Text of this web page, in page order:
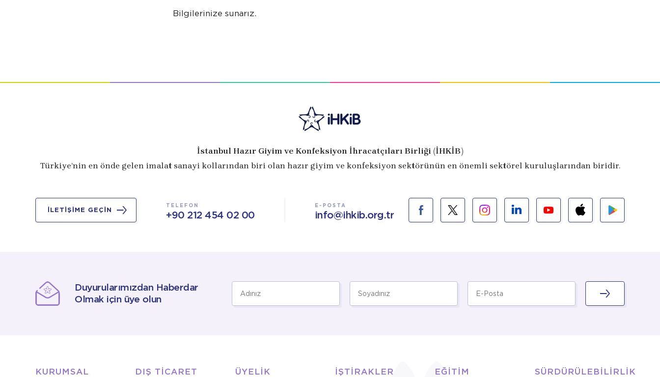
Bilgilerinize sunarız.
İstanbul Hazır Giyim ve Konfeksiyon İhracatçıları Birliği (İHKİB)
Türkiye’nin en önde gelen imalat sanayi kollarından biri olan hazır giyim ve konfeksiyon sektörünün en önemli sektörel kuruluşlarından biridir.
İLETİŞİME GEÇİN
TELEFON
+90 212 454 02 00
E-POSTA
info@ihkib.org.tr
Duyurularımızdan Haberdar
Olmak için üye olun
KURUMSAL DIŞ TİCARET ÜYELİK İŞTİRAKLER EĞİTİM SÜRDÜRÜLEBİLİRLİK